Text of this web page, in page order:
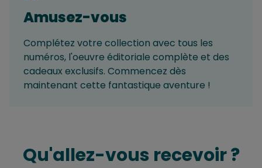
Amusez-vous
Complétez votre collection avec tous les
numéros, l'oeuvre éditoriale complète et des
cadeaux exclusifs. Commencez dès
maintenant cette fantastique aventure !
Qu'allez-vous recevoir ?